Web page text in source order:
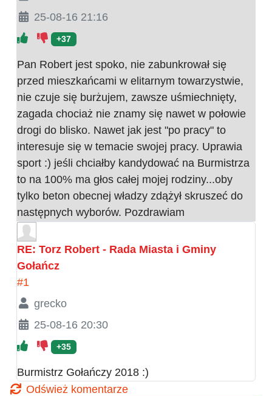
25-08-16 21:16
+37
Pan Robert jest spoko, nie zabunkrował się
przed mieszkańcami w elitarnym towarzystwie,
nie czuje się burżujem, zawsze uśmiechnięty,
zagada chociaż nie znamy się nawet w połowie
drogi do blisko. Nawet jak jest "po pracy" to
interesuje się w temacie swojej pracy. Uprawia
sport :) jeśli chciałby kandydować na Burmistrza
to na 100% ma głos całej mojej rodziny...oby
tylko beton obecnej władzy zdążył skruszeć do
następnych wyborów. Pozdrawiam
RE: Torz Robert - Rada Miasta i Gminy
Gołańcz
#1
grecko
25-08-16 20:30
+35
Burmistrz Gołańczy 2018 :)
Odśwież komentarze